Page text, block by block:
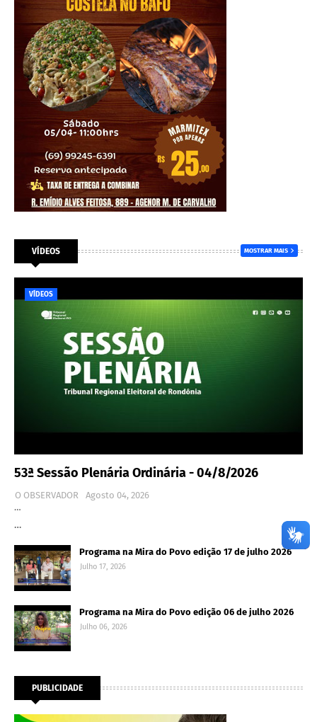
VÍDEOS MOSTRAR MAIS
VÍDEOS
53ª Sessão Plenária Ordinária - 04/8/2026
O OBSERVADOR
Agosto 04, 2026
…
…
Programa na Mira do Povo edição 17 de julho 2026
Julho 17, 2026
Programa na Mira do Povo edição 06 de julho 2026
Julho 06, 2026
PUBLICIDADE